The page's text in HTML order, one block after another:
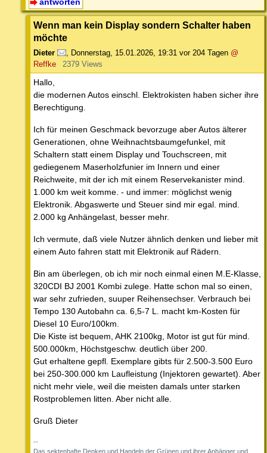
Wenn man kein Display sondern Schalter haben
möchte
Dieter , Donnerstag, 15.01.2026, 19:31 vor 204 Tagen @
Reffke
2379 Views
Hallo,
die modernen Autos einschl. Elektrokisten haben sicher ihre
Berechtigung.
Ich für meinen Geschmack bevorzuge aber Autos älterer
Generationen, ohne Weihnachtsbaumgefunkel, mit
Schaltern statt einem Display und Touchscreen, mit
gediegenem Maserholzfunier im Innern und einer
Reichweite, mit der ich mit einem Reservekanister mind.
1.000 km weit komme. - und immer: möglichst wenig
Elektronik. Abgaswerte und Steuer sind mir egal. mind.
2.000 kg Anhängelast, besser mehr.
Ich vermute, daß viele Nutzer ähnlich denken und lieber mit
einem Auto fahren statt mit Elektronik auf Rädern.
Bin am überlegen, ob ich mir noch einmal einen M.E-Klasse,
320CDI BJ 2001 Kombi zulege. Hatte schon mal so einen,
war sehr zufrieden, suuper Reihensechser. Verbrauch bei
Tempo 130 Autobahn ca. 6,5-7 L. macht km-Kosten für
Diesel 10 Euro/100km.
Die Kiste ist bequem, AHK 2100kg, Motor ist gut für mind.
500.000km, Höchstgeschw. deutlich über 200.
Gut erhaltene gepfl. Exemplare gibts für 2.500-3.500 Euro
bei 250-300.000 km Laufleistung (Injektoren gewartet). Aber
nicht mehr viele, weil die meisten damals unter starken
Rostproblemen litten. Aber nicht alle.
Gruß Dieter
--
Das sektenhafte Denken und Handeln der Grünen und ihrer Anhänger und